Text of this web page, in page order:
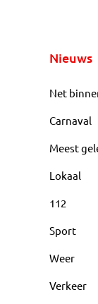
Nieuws
Net
Carnaval
Meest
Lokaal
112
Sport
Weer
Verkeer